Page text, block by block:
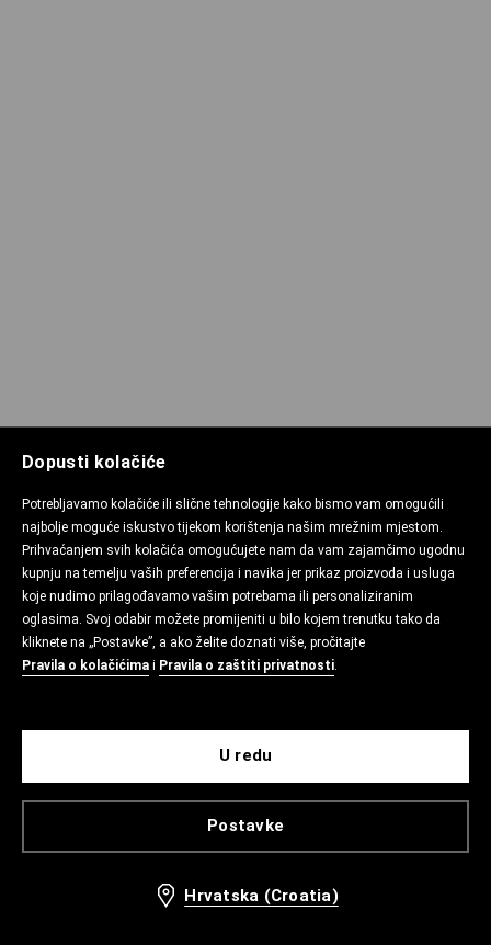
Dopusti kolačiće
Potrebljavamo kolačiće ili slične tehnologije kako bismo vam omogućili
najbolje moguće iskustvo tijekom korištenja našim mrežnim mjestom.
Prihvaćanjem svih kolačića omogućujete nam da vam zajamčimo ugodnu
kupnju na temelju vaših preferencija i navika jer prikaz proizvoda i usluga
koje nudimo prilagođavamo vašim potrebama ili personaliziranim
oglasima. Svoj odabir možete promijeniti u bilo kojem trenutku tako da
kliknete na „Postavke”, a ako želite doznati više, pročitajte
Pravila o kolačićima i Pravila o zaštiti privatnosti.
Postavke
U redu
Hrvatska (Croatia)